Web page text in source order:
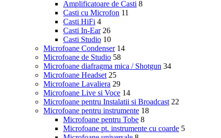
Amplificatoare de Casti 8
Casti cu Microfon 11
Casti HiFi 4
Casti In-Ear 26
Casti Studio 10
Microfoane Condenser 14
Microfoane de Studio 58
Microfoane diafragma mica / Shotgun 34
Microfoane Headset 25
Microfoane Lavaliera 29
Microfoane Live si Voce 14
Microfoane pentru Instalatii si Broadcast 22
Microfoane pentru instrumente 18
Microfoane pentru Tobe 8
Microfoane pt. instrumente cu coarde 5